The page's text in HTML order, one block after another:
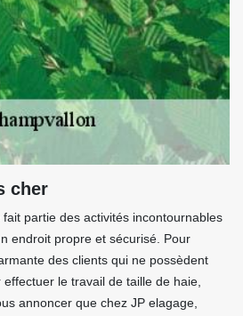
cher
partie des activités incontournables
endroit propre et sécurisé. Pour
des clients qui ne possèdent
le travail de taille de haie,
annoncer que chez JP elagage,